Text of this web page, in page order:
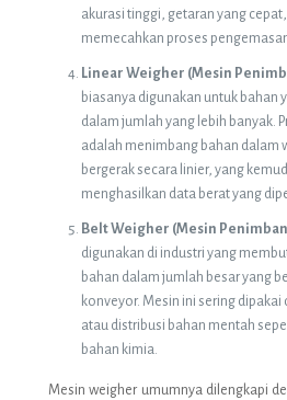
akurasi tinggi, getaran yang
memecahkan proses
Linear Weigher (Mesin
biasanya digunakan untuk bahan
dalam jumlah yang lebih banyak.
adalah menimbang bahan dalam
bergerak secara linier, yang
menghasilkan data berat yang
Belt Weigher (Mesin
digunakan di industri yang
bahan dalam jumlah besar yang
konveyor. Mesin ini sering
atau distribusi bahan mentah
bahan kimia.
Mesin weigher umumnya dilengkapi